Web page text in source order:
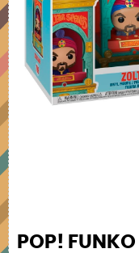
POP!